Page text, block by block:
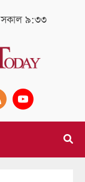
সকাল ৯:৩৩